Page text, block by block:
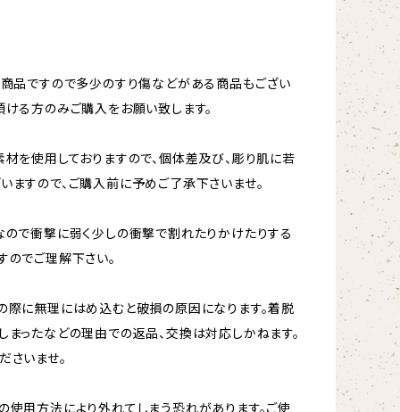
商品ですので多少のすり傷などがある商品もござい
ける方のみご購入をお願い致します。
材を使用しておりますので、個体差及び、彫り肌に若
ますので、ご購入前に予めご了承下さいませ。
ので衝撃に弱く少しの衝撃で割れたりかけたりする
のでご理解下さい。
際に無理にはめ込むと破損の原因になります。着脱
まったなどの理由での返品、交換は対応しかねます。
さいませ。
使用方法により外れてしまう恐れがあります。ご使